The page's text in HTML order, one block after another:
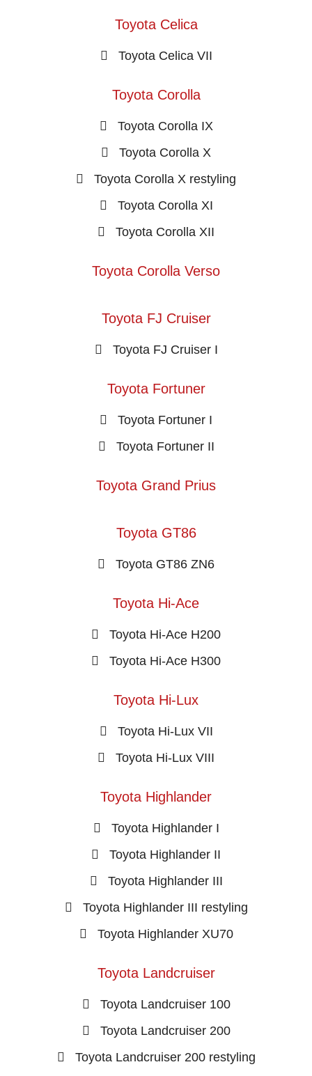
Toyota Celica
Toyota Celica VII
Toyota Corolla
Toyota Corolla IX
Toyota Corolla X
Toyota Corolla X restyling
Toyota Corolla XI
Toyota Corolla XII
Toyota Corolla Verso
Toyota FJ Cruiser
Toyota FJ Cruiser I
Toyota Fortuner
Toyota Fortuner I
Toyota Fortuner II
Toyota Grand Prius
Toyota GT86
Toyota GT86 ZN6
Toyota Hi-Ace
Toyota Hi-Ace H200
Toyota Hi-Ace H300
Toyota Hi-Lux
Toyota Hi-Lux VII
Toyota Hi-Lux VIII
Toyota Highlander
Toyota Highlander I
Toyota Highlander II
Toyota Highlander III
Toyota Highlander III restyling
Toyota Highlander XU70
Toyota Landcruiser
Toyota Landcruiser 100
Toyota Landcruiser 200
Toyota Landcruiser 200 restyling